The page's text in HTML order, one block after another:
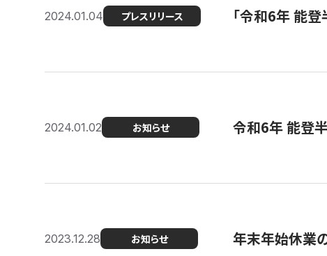
2024.01.04 プレスリリース 「令和6年 能登
2024.01.02 お知らせ 令和6年 能登
2023.12.28 お知らせ 年末年始休業